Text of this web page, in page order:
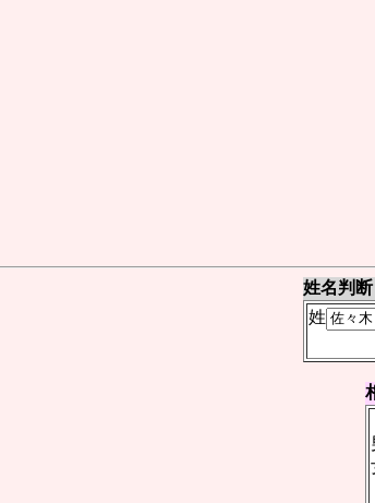
姓名判断
姓